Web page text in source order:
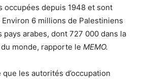
occupées depuis 1948 et sont
6 millions de Palestiniens
pays arabes, dont 727 000 dans la
monde, rapporte le MEMO.
les autorités d’occupation